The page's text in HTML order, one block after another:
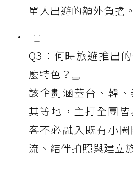
單人出遊的額外負擔。
Q3：何時旅遊推出
麼特色？
該企劃涵蓋台、韓
其等地，主打全團
客不必融入既有小
流、結伴拍照與建立